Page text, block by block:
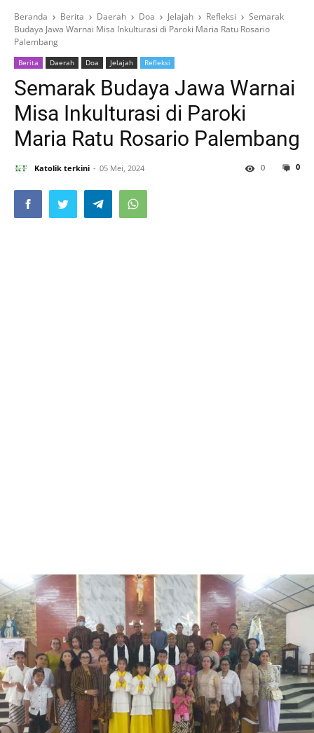
Beranda Berita Daerah Doa Jelajah Refleksi
Semarak
Budaya Jawa Warnai Misa Inkulturasi di Paroki Maria Ratu Rosario
Palembang
Berita Daerah Doa Jelajah Refleksi
Semarak Budaya Jawa Warnai
Misa Inkulturasi di Paroki
Maria Ratu Rosario Palembang
Katolik terkini 05 Mei, 2024 0
0